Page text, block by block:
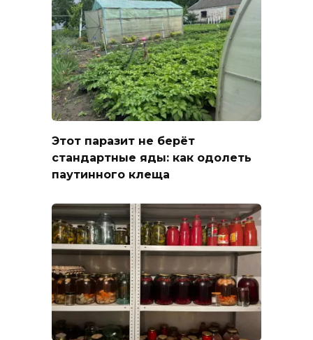
Этот паразит не берёт
стандартные яды: как одолеть
паутинного клеща